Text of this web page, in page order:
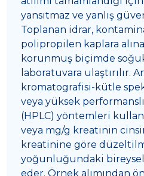
yansıtmaz ve yanlış
Toplanan idrar,
polipropilen kaplara
korunmuş biçimde
laboratuvara ulaştırılır.
kromatografisi-kütle
veya yüksek
(HPLC) yöntemleri
veya mg/g kreatinin
kreatinine göre
yoğunluğundaki bireysel
eder. Örnek alımından